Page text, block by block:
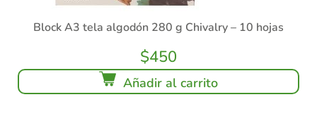
Block A3 tela algodón 280 g Chivalry – 10 hojas
$450
Añadir al carrito